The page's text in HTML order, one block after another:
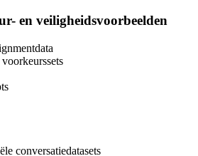
en veiligheidsvoorbeelden
conversatiedatasets